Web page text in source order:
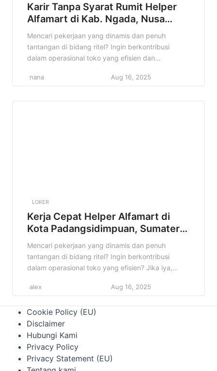
Karir Tanpa Syarat Rumit Helper
Alfamart di Kab. Ngada, Nusa
Tenggara Timur Terbaru Tahun
2025
Mencari pekerjaan yang dinamis dan penuh
tantangan di bidang ritel? Ingin berkontribusi
dalam operasional toko yang efisien dan
Helper Alfamart di Kab. Ngada, Nusa Tenggara
nana Aug 16, 2025
LOKER
Kerja Cepat Helper Alfamart di
Kota Padangsidimpuan, Sumatera
Utara Terbaru Tahun 2025
Mencari pekerjaan yang dinamis dan penuh
tantangan di bidang ritel? Ingin berkontribusi
dalam operasional toko yang efisien? Jika iya,
Padangsidimpuan, Sumatera Utara ini sangat
detail lengkap mengenai posisi Helper di Alfamart,
mulai dari kualifikasi, deskripsi pekerjaan, hingga
cara melamar. Jangan lewatkan kesempatan […]
alex Aug 16, 2025
Cookie Policy (EU)
Disclaimer
Hubungi Kami
Privacy Policy
Privacy Statement (EU)